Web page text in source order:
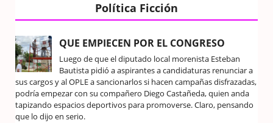
Política Ficción
QUE EMPIECEN POR EL CONGRESO
Luego de que el diputado local morenista Esteban
Bautista pidió a aspirantes a candidaturas renunciar a
sus cargos y al OPLE a sancionarlos si hacen campañas disfrazadas,
podría empezar con su compañero Diego Castañeda, quien anda
tapizando espacios deportivos para promoverse. Claro, pensando
que lo dijo en serio.